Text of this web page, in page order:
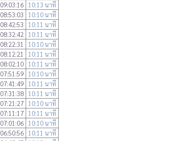
09:03:16 10:13 นาที
08:53:03
10:10 นาที
08:42:53
10:11 นาที
08:32:42
10:11 นาที
08:22:31
10:10 นาที
08:12:21
10:11 นาที
08:02:10 10:11 นาที
07:51:59 10:10 นาที
07:41:49 10:11 นาที
07:31:38 10:11 นาที
07:21:27 10:10 นาที
07:11:17 10:11 นาที
07:01:06 10:10 นาที
06:50:56 10:11 นาที